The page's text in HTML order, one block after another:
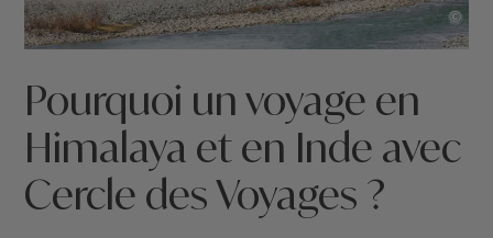
©
Pourquoi un voyage en
Himalaya et en Inde avec
Cercle des Voyages ?